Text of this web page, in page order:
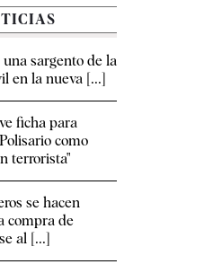
una sargento de la
en la nueva [...]
ficha para
como
terrorista"
se hacen
compra de
al [...]